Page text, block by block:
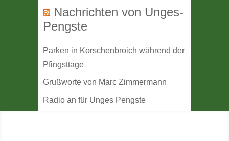
Nachrichten von Unges-
Pengste
Parken in Korschenbroich während der
Pfingsttage
Grußworte von Marc Zimmermann
Radio an für Unges Pengste